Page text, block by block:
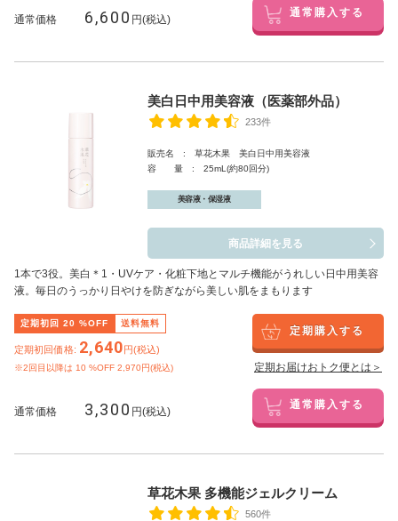
通常価格 6,600 円(税込) 通常購入する
美白日中用美容液（医薬部外品）
233件
販売名 : 草花木果 美白日中用美容液
容 量 : 25mL(約80回分)
美容液・保湿液
商品詳細を見る
1本で3役。美白 ＊1 ・UVケア・化粧下地とマルチ機能がうれしい日中用美容
液。毎日のうっかり日やけを防ぎながら美しい肌をまもります
定期初回 20 %OFF 送料無料
定期初回価格: 2,640円(税込)
※2回目以降は 10 %OFF 2,970円(税込)
定期購入する
定期お届けおトク便とは＞
通常価格 3,300 円(税込) 通常購入する
草花木果 多機能ジェルクリーム
560件